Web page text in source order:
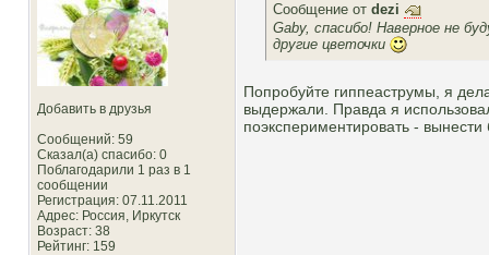
Добавить в друзья
Сообщений: 59
Сказал(а) спасибо: 0
Поблагодарили 1 раз в 1
сообщении
Регистрация: 07.11.2011
Адрес: Россия, Иркутск
Возраст: 38
Рейтинг: 159
Сообщение от dezi
Gaby, спасибо! Наверное не
другие цветочки
Попробуйте гиппеаструмы, я
выдержали. Правда я
поэкспериментировать -